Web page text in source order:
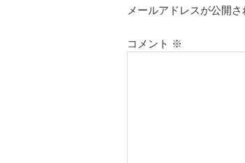
メールアドレスが公開さ
コメント ※